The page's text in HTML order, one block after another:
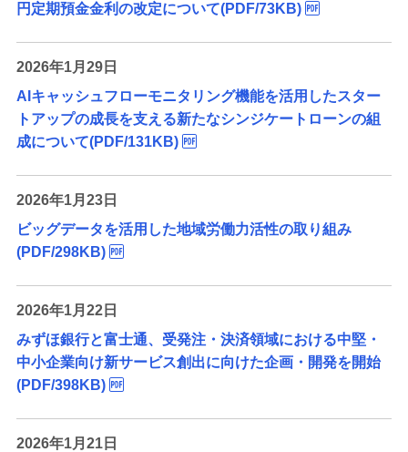
円定期預金金利の改定について(PDF/73KB)
2026年1月29日
AIキャッシュフローモニタリング機能を活用したスター
トアップの成長を支える新たなシンジケートローンの組
成について(PDF/131KB)
2026年1月23日
ビッグデータを活用した地域労働力活性の取り組み
(PDF/298KB)
2026年1月22日
みずほ銀行と富士通、受発注・決済領域における中堅・
中小企業向け新サービス創出に向けた企画・開発を開始
(PDF/398KB)
2026年1月21日